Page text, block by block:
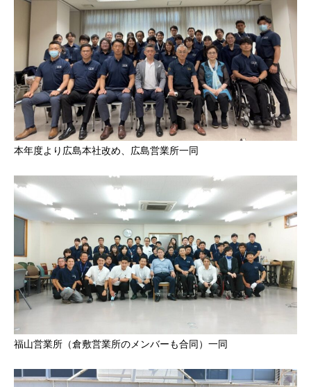
本年度より広島本社改め、広島営業所一同
福山営業所（倉敷営業所のメンバーも合同）一同